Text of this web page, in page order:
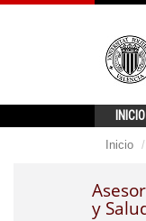
INICIO
Inicio
y